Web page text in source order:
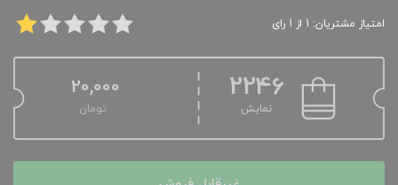
امتیاز مشتریان: 1 از 1 رای
2246
نمایش
20,000
تومان